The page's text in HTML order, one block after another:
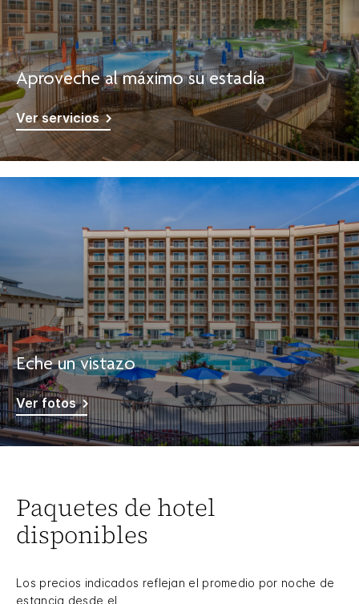
Aproveche al máximo su estadía
Ver servicios
Eche un vistazo
Ver fotos
Paquetes de hotel
disponibles
Los precios indicados reflejan el promedio por noche de
estancia desde el